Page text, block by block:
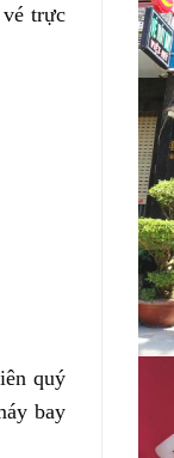
trực
quý
bay